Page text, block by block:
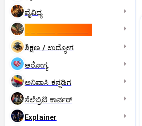
ವೈವಿಧ್ಯ
ಶಿಕ್ಷಣ / ಉದ್ಯೋಗ
ಆರೋಗ್ಯ
ಅನಿವಾಸಿ ಕನ್ನಡಿಗ
ಸೆಲೆಬ್ರಿಟಿ ಕಾರ್ನರ್‌
Explainer